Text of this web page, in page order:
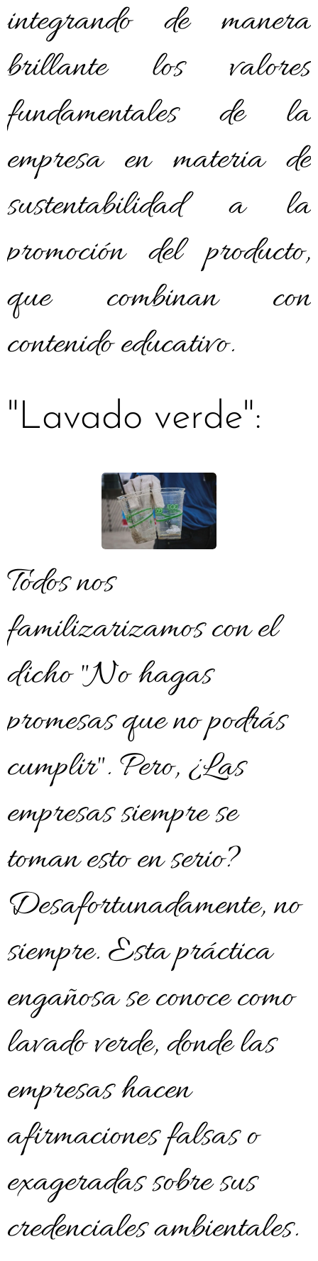
integrando de manera
brillante los valores
fundamentales de la
empresa en materia de
sustentabilidad a la
promoción del producto,
que combinan con
contenido educativo.
"Lavado verde":
Todos nos
familizarizamos con el
dicho "No hagas
promesas que no podrás
cumplir". Pero, ¿Las
empresas siempre se
toman esto en serio?
Desafortunadamente, no
siempre. Esta práctica
engañosa se conoce como
lavado verde, donde las
empresas hacen
afirmaciones falsas o
exageradas sobre sus
credenciales ambientales.